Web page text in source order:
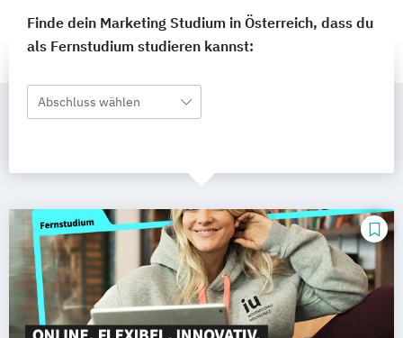
Finde dein Marketing Studium in Österreich, dass du
als Fernstudium studieren kannst:
Abschluss wählen